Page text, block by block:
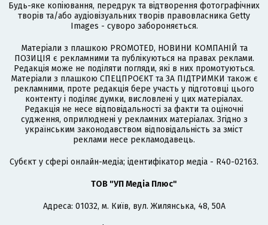
Будь-яке копіювання, передрук та відтворення фотографічних
творів та/або аудіовізуальних творів правовласника Getty
Images - суворо забороняється.
Матеріали з плашкою PROMOTED, НОВИНИ КОМПАНІЙ та
ПОЗИЦІЯ є рекламними та публікуються на правах реклами.
Редакція може не поділяти погляди, які в них промотуються.
Матеріали з плашкою СПЕЦПРОЄКТ та ЗА ПІДТРИМКИ також є
рекламними, проте редакція бере участь у підготовці цього
контенту і поділяє думки, висловлені у цих матеріалах.
Редакція не несе відповідальності за факти та оціночні
судження, оприлюднені у рекламних матеріалах. Згідно з
українським законодавством відповідальність за зміст
реклами несе рекламодавець.
Cубєкт у сфері онлайн-медіа; ідентифікатор медіа - R40-02163.
ТОВ "УП Медіа Плюс"
Адреса: 01032, м. Київ, вул. Жилянська, 48, 50А